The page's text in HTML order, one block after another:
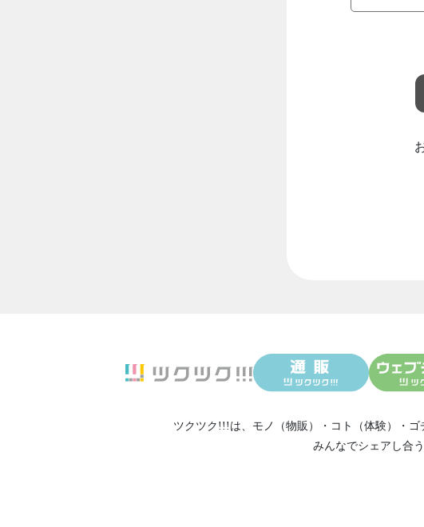
ツクツク!!!は、 モノ（物販） ・ コト（体験） ・ ゴ
みんなでシェアし合う